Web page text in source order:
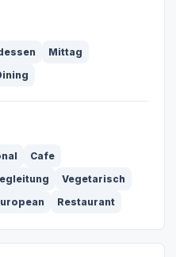
Mittag
Cafe
Vegetarisch
Restaurant